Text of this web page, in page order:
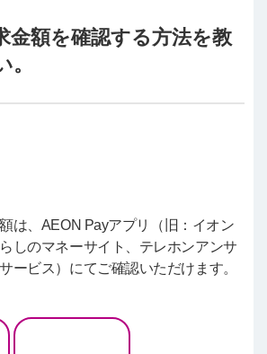
金額を確認する方法を教
は、AEON Payアプリ（旧：イオン
しのマネーサイト、テレホンアンサ
ービス）にてご確認いただけます。